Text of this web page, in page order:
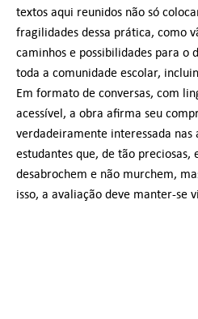
textos aqui reunidos não só
fragilidades dessa prática, como
caminhos e possibilidades para o
toda a comunidade escolar,
Em formato de conversas, com
acessível, a obra afirma seu
verdadeiramente interessada nas
estudantes que, de tão preciosas,
desabrochem e não murchem,
isso, a avaliação deve manter-se